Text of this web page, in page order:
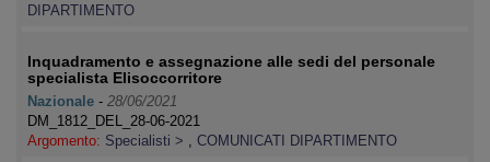
DIPARTIMENTO
Inquadramento e assegnazione alle sedi del personale
specialista Elisoccorritore
Nazionale - 28/06/2021
DM_1812_DEL_28-06-2021
Argomento: Specialisti > , COMUNICATI DIPARTIMENTO